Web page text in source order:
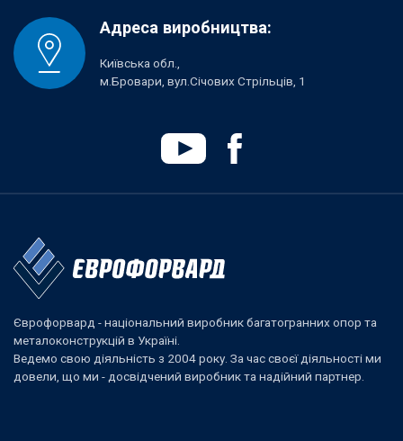
Адреса виробництва:
Київська обл.,
м.Бровари, вул.Січових Стрільців, 1
Єврофорвард - національний виробник багатогранних опор та
металоконструкцій в Україні.
Ведемо свою діяльність з 2004 року. За час своєї діяльності ми
довели, що ми - досвідчений виробник та надійний партнер.